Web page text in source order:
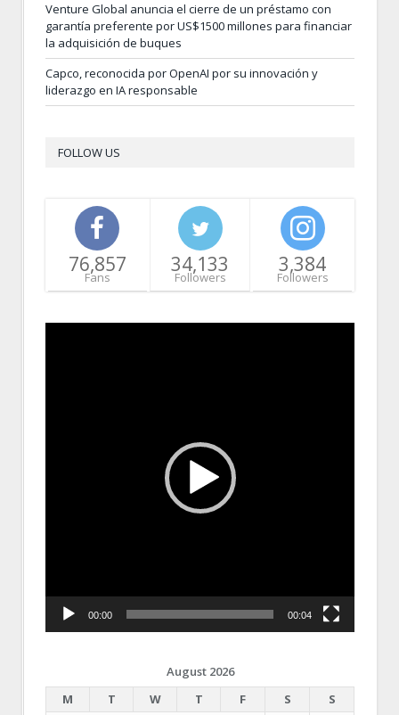
Venture Global anuncia el cierre de un préstamo con
garantía preferente por US$1500 millones para financiar
la adquisición de buques
Capco, reconocida por OpenAI por su innovación y
liderazgo en IA responsable
FOLLOW US
76,857
Fans
34,133
Followers
3,384
Followers
00:00 00:04
August 2026
M
T W T F S
S